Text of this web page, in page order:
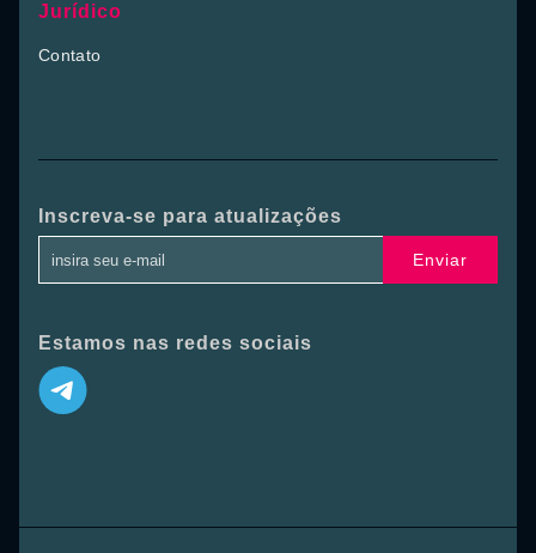
Jurídico
Contato
Inscreva-se para atualizações
Enviar
Estamos nas redes sociais